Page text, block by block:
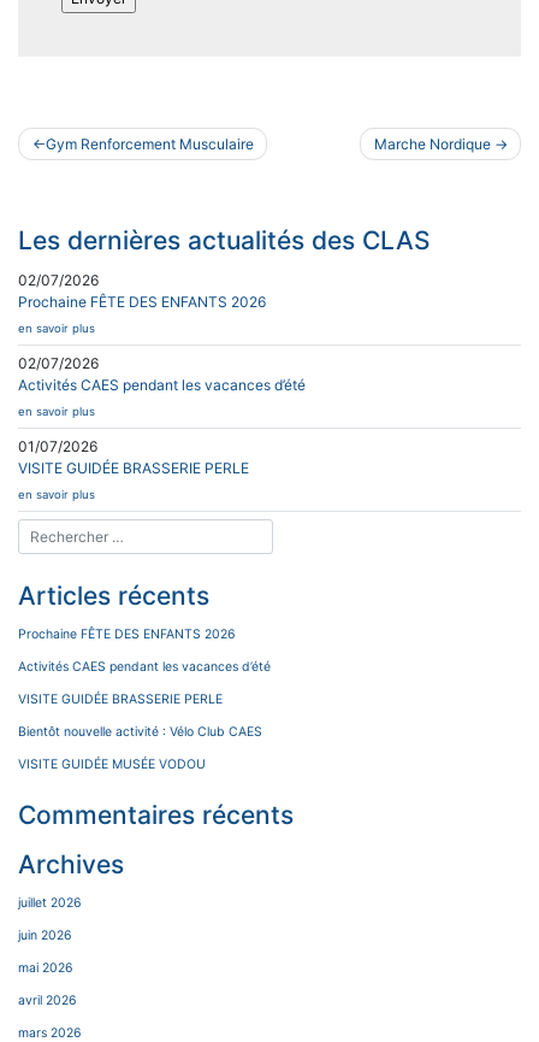
Navigation
de
Gym Renforcement Musculaire Marche Nordique
Les dernières actualités des CLAS
02/07/2026
Prochaine FÊTE DES ENFANTS 2026
en savoir plus
02/07/2026
Activités CAES pendant les vacances d’été
en savoir plus
01/07/2026
VISITE GUIDÉE BRASSERIE PERLE
en savoir plus
Articles récents
Prochaine FÊTE DES ENFANTS 2026
Activités CAES pendant les vacances d’été
VISITE GUIDÉE BRASSERIE PERLE
Bientôt nouvelle activité : Vélo Club CAES
VISITE GUIDÉE MUSÉE VODOU
Commentaires récents
Archives
juillet 2026
juin 2026
mai 2026
avril 2026
mars 2026